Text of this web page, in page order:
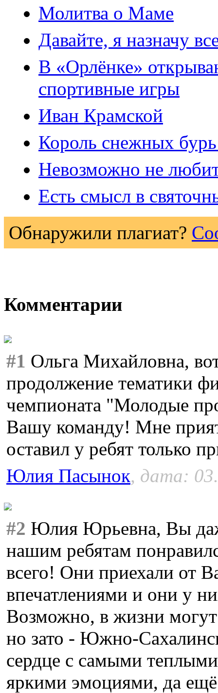
Молитва о Маме
Давайте, я назначу
В «Орлёнке»
спортивные игры
Иван Крамской
Король снежных
Невозможно не
Есть смысл в
Обнаружили плагиат?
Комментарии
#1 Ольга Михайловна,
продолжение тематики
чемпионата "Молодые
Вашу команду! Мне
оставил у ребят только
Юлия Пасынок, дата:
#2 Юлия Юрьевна, Вы
нашим ребятам
всего! Они приехали от
впечатлениями и они у
Возможно, в жизни
но зато - Южно-
сердце с самыми
яркими эмоциями, да